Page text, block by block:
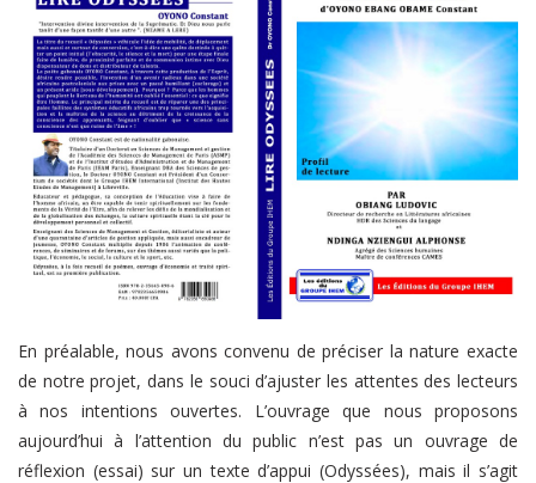
En préalable, nous avons convenu de préciser la nature exacte
de notre projet, dans le souci d’ajuster les attentes des lecteurs
à nos intentions ouvertes. L’ouvrage que nous proposons
aujourd’hui à l’attention du public n’est pas un ouvrage de
réflexion (essai) sur un texte d’appui (Odyssées), mais il s’agit